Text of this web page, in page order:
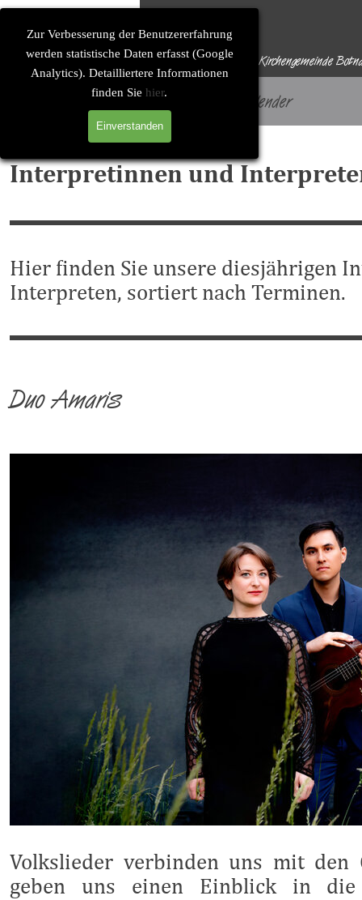
Zur Verbesserung der Benutzererfahrung
werden statistische Daten erfasst (Google
Analytics). Detailliertere Informationen
finden Sie hier.
Einverstanden
Direkt zum Seiteninhalt
Solitude-Soirée
Konzertkalender
Eine Konzertreihe der Evangelischen Kirchengemeinde
Interpretinnen und
Hier finden Sie unsere diesjährigen
Interpreten, sortiert nach Terminen.
Duo Amaris
Volkslieder verbinden uns mit den
geben uns einen Einblick in die